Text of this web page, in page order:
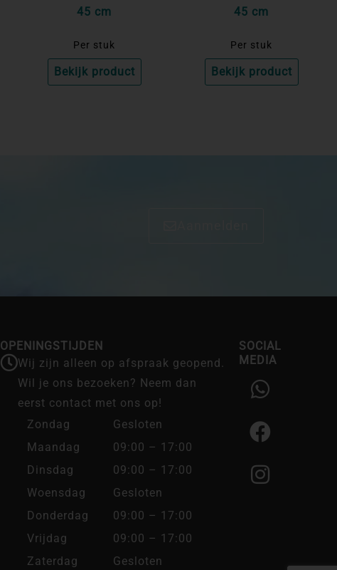
45 cm
Per stuk
Bekijk product
45 cm
Per stuk
Bekijk product
OPENINGSTIJDEN
Wij zijn alleen op afspraak geopend.
Wil je ons bezoeken? Neem dan
eerst contact met ons op!
Zondag
Gesloten
Maandag
09:00 – 17:00
Dinsdag
09:00 – 17:00
Woensdag
Gesloten
Donderdag
09:00 – 17:00
Vrijdag
09:00 – 17:00
Zaterdag
Gesloten
SOCIAL
MEDIA
W
h
a
t
s
a
F
a
c
e
b
o
I
n
s
t
a
g